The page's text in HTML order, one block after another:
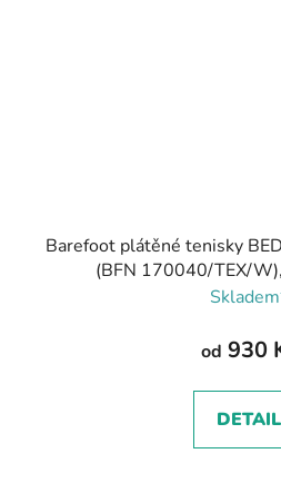
Barefoot plátěné tenisky
(BFN 170040/TEX/
od 930
DETAIL